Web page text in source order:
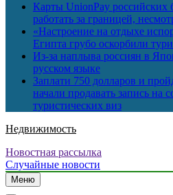
Карты UnionPay российских
работать за границей,
«Настроение на отдыхе
Египта грубо оскорбили
Из-за наплыва россиян в
русском языке
Заплати 750 долларов и
начали продавать запись на
туристических виз
Недвижимость
Новостная рассылка
Случайные новости
Меню